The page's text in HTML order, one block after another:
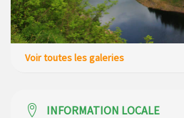
Voir toutes les galeries
INFORMATION LOCALE